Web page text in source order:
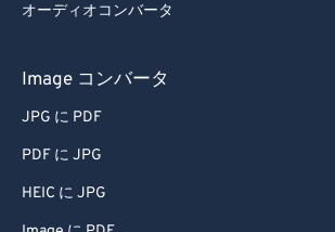
オーディオコンバータ
Image コンバータ
JPG に PDF
PDF に JPG
HEIC に JPG